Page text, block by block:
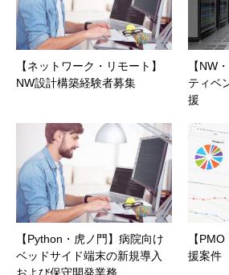
【ネットワーク・リモート】
NW設計構築経験者募集
【NW
ティベ
援
【Python・虎ノ門】病院向け
ベッドサイド端末の新規導入
【
援案件